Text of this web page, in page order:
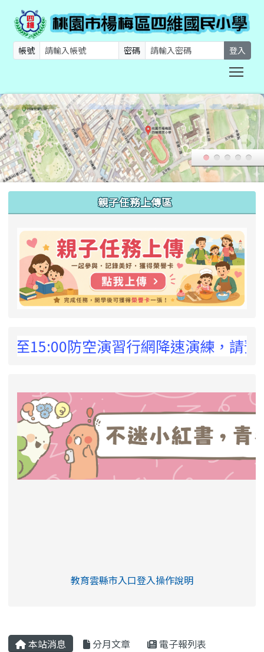
帳號 密碼 登入
親子任務上傳區
防空演習行網降速演練，請預為因應
link to https://eliteracy.edu.tw/Shorts/
教育雲縣市入口登入操作說明
本站消息 分月文章 電子報列表